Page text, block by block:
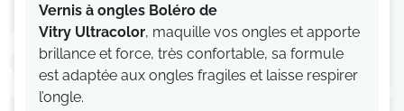
Vernis à ongles Boléro de
Vitry Ultracolor, maquille vos ongles et apporte
brillance et force, très confortable, sa formule
est adaptée aux ongles fragiles et laisse respirer
l’ongle.